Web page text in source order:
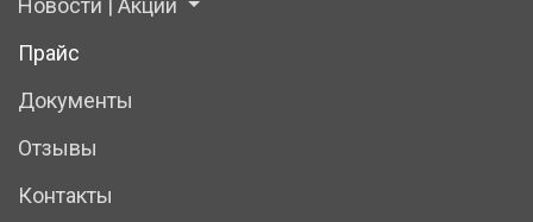
Новости | Акции
Прайс
Документы
Отзывы
Контакты